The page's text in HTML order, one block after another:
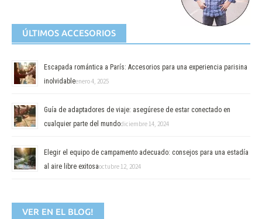
ÚLTIMOS ACCESORIOS
Escapada romántica a París: Accesorios para una experiencia parisina
inolvidableenero 4, 2025
Guía de adaptadores de viaje: asegúrese de estar conectado en
cualquier parte del mundodiciembre 14, 2024
Elegir el equipo de campamento adecuado: consejos para una estadía
al aire libre exitosaoctubre 12, 2024
VER EN EL BLOG!